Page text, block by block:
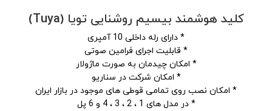
کلید هوشمند بیسیم روشنایی تویا (Tuya)
* دارای رله داخلی 10 آمپری
* قابلیت اجرای فرامین صوتی
* امکان چیدمان به صورت ماژولار
* امکان شرکت در سناریو
* امکان نصب روی تمامی قوطی های موجود در بازار ایران
* در مدل های 1 ، 2 ، 3 ، 4 و 6 پل